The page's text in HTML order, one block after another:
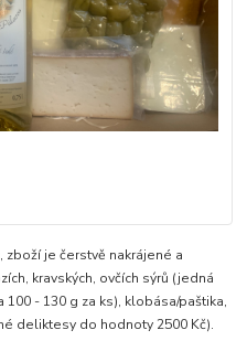
zboží je čerstvě nakrájené a
kravských, ovčích sýrů (jedná
- 130 g za ks), klobása/paštika,
deliktesy do hodnoty 2500 Kč).